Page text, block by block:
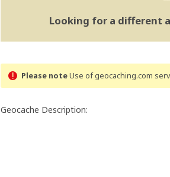
Looking for a different
Please noteUse of geocaching.com
Geocache Description: